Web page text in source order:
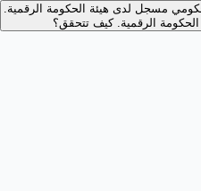
مسجل لدى هيئة الحكومة الرقمية.
الرقمية.كيف تتحقق؟